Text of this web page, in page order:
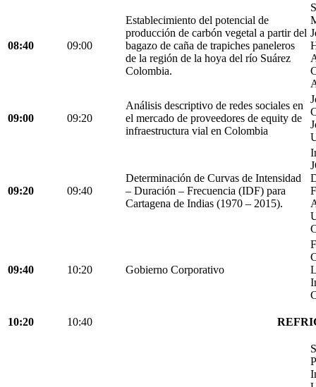
08:40 09:00
Establecimiento del potencial de
producción de carbón vegetal a partir del
bagazo de caña de trapiches paneleros
de la región de la hoya del río Suárez
Colombia.
09:00 09:20
Análisis descriptivo de redes sociales en
el mercado de proveedores de equity de
infraestructura vial en Colombia
09:20 09:40
Determinación de Curvas de Intensidad
– Duración – Frecuencia (IDF) para
Cartagena de Indias (1970 – 2015).
09:40 10:20 Gobierno Corporativo
10:20 10:40